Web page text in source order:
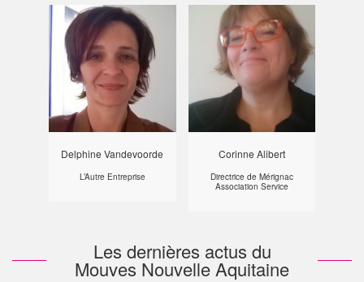
Delphine Vandevoorde
L’Autre Entreprise
Corinne Alibert
Directrice de Mérignac
Association Service
Les dernières actus du
Mouves Nouvelle Aquitaine